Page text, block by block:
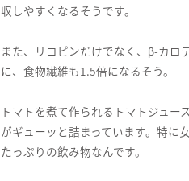
収しやすくなるそうです。
また、リコピンだけでなく、β-カロ
に、食物繊維も1.5倍になるそう。
トマトを煮て作られるトマトジュー
がギューッと詰まっています。特に
たっぷりの飲み物なんです。